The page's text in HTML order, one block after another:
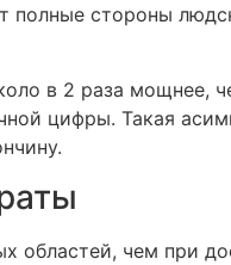
полные стороны
в 2 раза мощнее,
цифры. Такая
областей, чем при